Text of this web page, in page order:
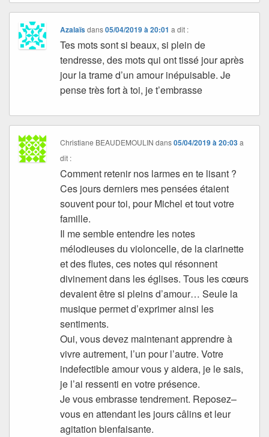
Azalaïsdans05/04/2019 à 20:01 a dit :
Tes mots sont si beaux, si plein de
tendresse, des mots qui ont tissé jour après
jour la trame d’un amour inépuisable. Je
pense très fort à toi, je t’embrasse
Christiane BEAUDEMOULIN dans05/04/2019 à 20:03 a
dit :
Comment retenir nos larmes en te lisant ?
Ces jours derniers mes pensées étaient
souvent pour toi, pour Michel et tout votre
famille.
Il me semble entendre les notes
mélodieuses du violoncelle, de la clarinette
et des flutes, ces notes qui résonnent
divinement dans les églises. Tous les cœurs
devaient être si pleins d’amour… Seule la
musique permet d’exprimer ainsi les
sentiments.
Oui, vous devez maintenant apprendre à
vivre autrement, l’un pour l’autre. Votre
indefectible amour vous y aidera, je le sais,
je l’ai ressenti en votre présence.
Je vous embrasse tendrement. Reposez–
vous en attendant les jours câlins et leur
agitation bienfaisante.